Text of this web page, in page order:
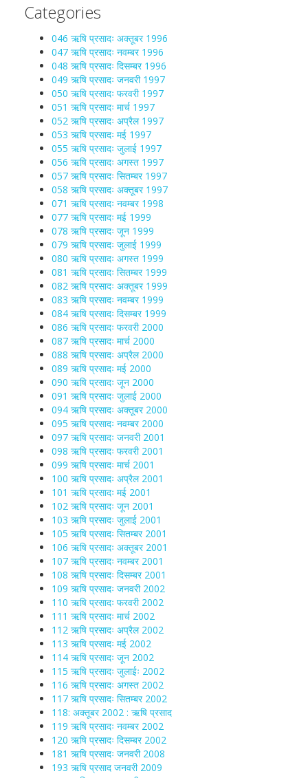
Categories
046 ऋषि प्रसादः अक्तूबर 1996
047 ऋषि प्रसादः नवम्बर 1996
048 ऋषि प्रसादः दिसम्बर 1996
049 ऋषि प्रसादः जनवरी 1997
050 ऋषि प्रसादः फरवरी 1997
051 ऋषि प्रसादः मार्च 1997
052 ऋषि प्रसादः अप्रैल 1997
053 ऋषि प्रसादः मई 1997
055 ऋषि प्रसादः जुलाई 1997
056 ऋषि प्रसादः अगस्त 1997
057 ऋषि प्रसादः सितम्बर 1997
058 ऋषि प्रसादः अक्तूबर 1997
071 ऋषि प्रसादः नवम्बर 1998
077 ऋषि प्रसादः मई 1999
078 ऋषि प्रसादः जून 1999
079 ऋषि प्रसादः जुलाई 1999
080 ऋषि प्रसादः अगस्त 1999
081 ऋषि प्रसादः सितम्बर 1999
082 ऋषि प्रसादः अक्तूबर 1999
083 ऋषि प्रसादः नवम्बर 1999
084 ऋषि प्रसादः दिसम्बर 1999
086 ऋषि प्रसादः फरवरी 2000
087 ऋषि प्रसादः मार्च 2000
088 ऋषि प्रसादः अप्रैल 2000
089 ऋषि प्रसादः मई 2000
090 ऋषि प्रसादः जून 2000
091 ऋषि प्रसादः जुलाई 2000
094 ऋषि प्रसादः अक्तूबर 2000
095 ऋषि प्रसादः नवम्बर 2000
097 ऋषि प्रसादः जनवरी 2001
098 ऋषि प्रसादः फरवरी 2001
099 ऋषि प्रसादः मार्च 2001
100 ऋषि प्रसादः अप्रैल 2001
101 ऋषि प्रसादः मई 2001
102 ऋषि प्रसादः जून 2001
103 ऋषि प्रसादः जुलाई 2001
105 ऋषि प्रसादः सितम्बर 2001
106 ऋषि प्रसादः अक्तूबर 2001
107 ऋषि प्रसादः नवम्बर 2001
108 ऋषि प्रसादः दिसम्बर 2001
109 ऋषि प्रसादः जनवरी 2002
110 ऋषि प्रसादः फरवरी 2002
111 ऋषि प्रसादः मार्च 2002
112 ऋषि प्रसादः अप्रैल 2002
113 ऋषि प्रसादः मई 2002
114 ऋषि प्रसादः जून 2002
115 ऋषि प्रसादः जुलाईः 2002
116 ऋषि प्रसादः अगस्त 2002
117 ऋषि प्रसादः सितम्बर 2002
118: अक्तूबर 2002 : ऋषि प्रसाद
119 ऋषि प्रसादः नवम्बर 2002
120 ऋषि प्रसादः दिसम्बर 2002
181 ऋषि प्रसादः जनवरी 2008
193 ऋषि प्रसाद जनवरी 2009